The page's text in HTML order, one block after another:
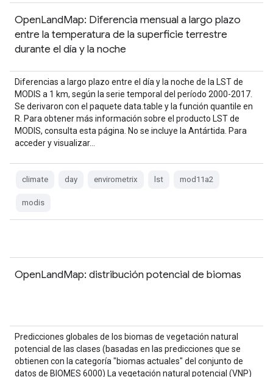
OpenLandMap: Diferencia mensual a largo plazo
entre la temperatura de la superficie terrestre
durante el día y la noche
Diferencias a largo plazo entre el día y la noche de la LST de
MODIS a 1 km, según la serie temporal del período 2000-2017.
Se derivaron con el paquete data.table y la función quantile en
R. Para obtener más información sobre el producto LST de
MODIS, consulta esta página. No se incluye la Antártida. Para
acceder y visualizar…
climate day envirometrix lst mod11a2
modis
OpenLandMap: distribución potencial de biomas
Predicciones globales de los biomas de vegetación natural
potencial de las clases (basadas en las predicciones que se
obtienen con la categoría "biomas actuales" del conjunto de
datos de BIOMES 6000) La vegetación natural potencial (VNP)